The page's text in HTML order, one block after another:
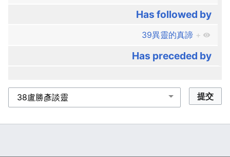
Has followed by
39異靈的真諦 +
Has preceded by